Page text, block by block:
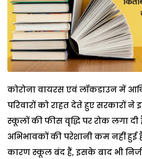
कोरोना वायरस एवं लॉकडाउन में
परिवारों को राहत देते हुए सरकारों ने
स्कूलों की फीस वृद्धि पर रोक लगा
अभिभावकों की परेशानी कम नहीं
कारण स्कूल बंद हैं, इसके बाद भी